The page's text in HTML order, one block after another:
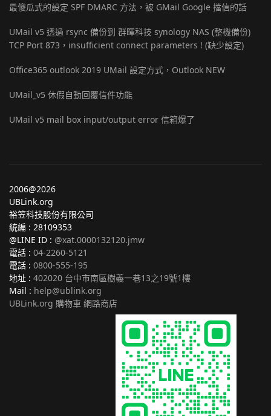
最傻瓜式的設定 SPF DMARC 方法，被 GMail Google 擋信的話
UMail v5 透過 rsync 備份到 群暉科技 synology NAS (整機備份)
TCP Port 873，insufficient connect parameters ! (缺少設定)
Office365 outlook 2019 UMail 設定方式，Outlook NEW
UMail_v5 休假自動回覆信件功能
UMail v5 mail box input/output error 信箱爆了
2006@2026
UBLink.org
裕笠科技股份有限公司
統編 : 28109353
@LINE ID : @xat.0000132120.jmw
電話 : 04-2260-5121
電話 : 0800-555-195
地址 : 402020 台中市南區樹義一巷13之19號1樓
Mail : help@ublink.org
UBLink.org 購物車 網路商店